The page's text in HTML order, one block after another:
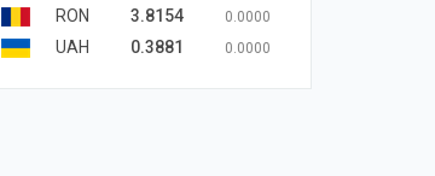
RON 3.8154 0.0000
UAH 0.3881 0.0000